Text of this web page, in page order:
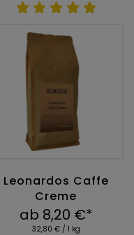
Leonardos Caffe
Creme
ab 8,20 €*
32,80 € / 1 kg